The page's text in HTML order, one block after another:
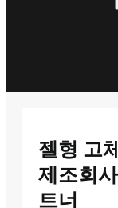
젤형 고
제조회
트너